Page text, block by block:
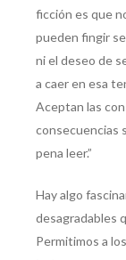
ficción es que
pueden fingir
ni el deseo de
a caer en esa
Aceptan las
consecuencias
pena leer.”
Hay algo
desagradables
Permitimos a